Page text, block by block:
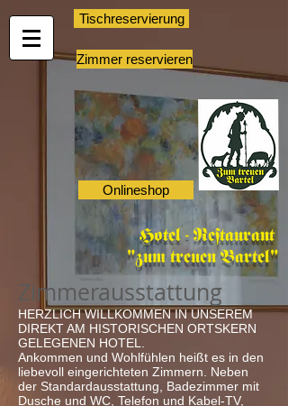
Tischreservierung
Zimmer reservieren
Onlineshop
Hotel - Restaurant
"zum treuen Bartel"
Zimmerausstattung
HERZLICH WILLKOMMEN IN UNSEREM
DIREKT AM HISTORISCHEN ORTSKERN
GELEGENEN HOTEL.
Ankommen und Wohlfühlen heißt es in den
liebevoll eingerichteten Zimmern. Neben
der Standardausstattung, Badezimmer mit
Dusche und WC, Telefon und Kabel-TV,